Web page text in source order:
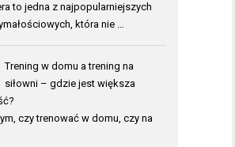
to jedna z najpopularniejszych
która nie …
Trening w domu a trening na
siłowni – gdzie jest większa
czy trenować w domu, czy na